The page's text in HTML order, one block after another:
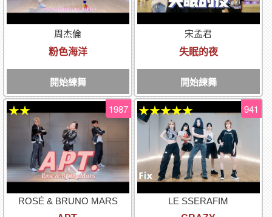
周杰倫
粉色海洋
開始練舞
宋孟君
失眠的夜
開始練舞
ROSÉ & BRUNO MARS
1987
★★
LE SSERAFIM
941
★★★★★